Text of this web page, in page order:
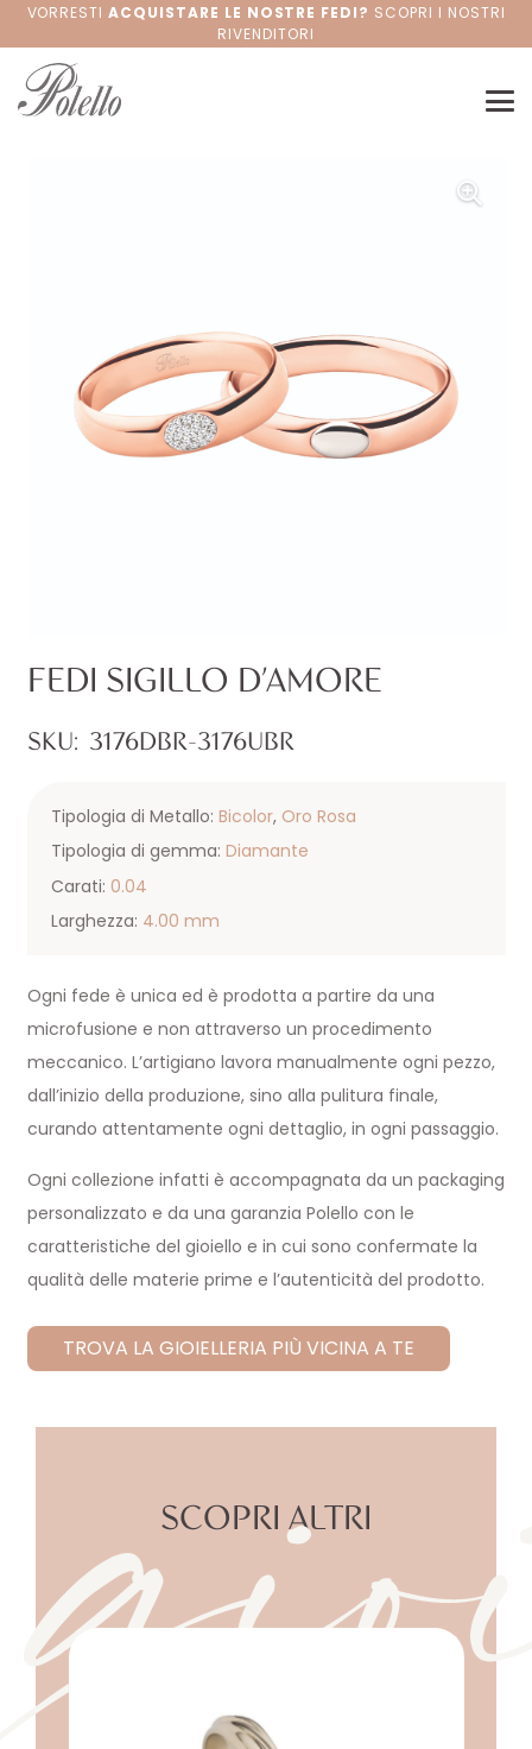
VORRESTIACQUISTARE LE NOSTRE FEDI? SCOPRI I NOSTRI
RIVENDITORI
FEDI SIGILLO D’AMORE
SKU: 3176DBR-3176UBR
Tipologia di Metallo: Bicolor, Oro Rosa
Tipologia di gemma: Diamante
Carati: 0.04
Larghezza: 4.00 mm
Ogni fede è unica ed è prodotta a partire da una
microfusione e non attraverso un procedimento
meccanico. L’artigiano lavora manualmente ogni pezzo,
dall’inizio della produzione, sino alla pulitura finale,
curando attentamente ogni dettaglio, in ogni passaggio.
Ogni collezione infatti è accompagnata da un packaging
personalizzato e da una garanzia Polello con le
caratteristiche del gioiello e in cui sono confermate la
qualità delle materie prime e l’autenticità del prodotto.
TROVA LA GIOIELLERIA PIÙ VICINA A TE
SCOPRI ALTRI